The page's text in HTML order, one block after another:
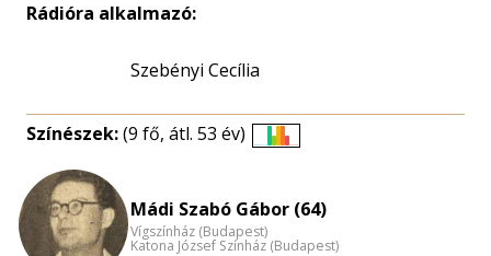
Rádióra alkalmazó:
Szebényi Cecília
Színészek:(9 fő, átl. 53 év)
nagyítása
Mádi Szabó Gábor (64)
Vígszínház (Budapest)
Katona József Színház (Budapest)